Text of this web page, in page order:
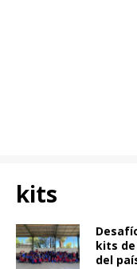
kits
kits
del